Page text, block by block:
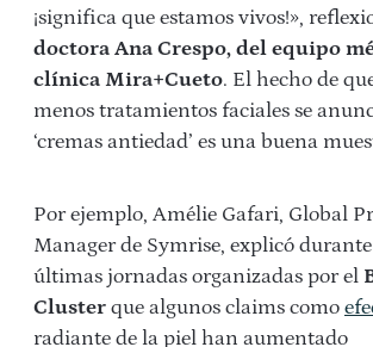
¡significa que estamos vivos!»,
doctora Ana Crespo, del equipo
clínica Mira+Cueto. El hecho de
menos tratamientos faciales se
‘cremas antiedad’ es una buena
Por ejemplo, Amélie Gafari, Global
Manager de Symrise, explicó
últimas jornadas organizadas por el
Cluster que algunos claims como
radiante de la piel han aumentado